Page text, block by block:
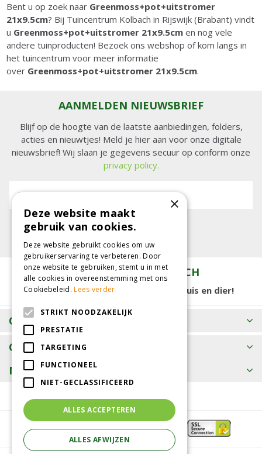
Bent u op zoek naar Greenmoss+pot+uitstromer
21x9.5cm? Bij Tuincentrum Kolbach in Rijswijk (Brabant) vindt
u Greenmoss+pot+uitstromer 21x9.5cm en nog vele
andere tuinproducten! Bezoek ons webshop of kom langs in
het tuincentrum voor meer informatie
over Greenmoss+pot+uitstromer 21x9.5cm.
AANMELDEN NIEUWSBRIEF
Blijf op de hoogte van de laatste aanbiedingen, folders,
acties en nieuwtjes! Meld je hier aan voor onze digitale
nieuwsbrief! Wij slaan je gegevens secuur op conform onze
privacy policy.
E-mailadres:
TUINCENTRUM KOLBACH
15.000 m2 winkelplezier voor tuin, huis en dier!
OPENINGSTIJDEN
CONTACT
MEER INFORMATIE
×
Deze website maakt
gebruik van cookies.
Deze website gebruikt cookies om uw
gebruikerservaring te verbeteren. Door
onze website te gebruiken, stemt u in met
alle cookies in overeenstemming met ons
Cookiebeleid.Lees verder
STRIKT NOODZAKELIJK
PRESTATIE
TARGETING
FUNCTIONEEL
NIET-GECLASSIFICEERD
ALLES ACCEPTEREN
ALLES AFWIJZEN